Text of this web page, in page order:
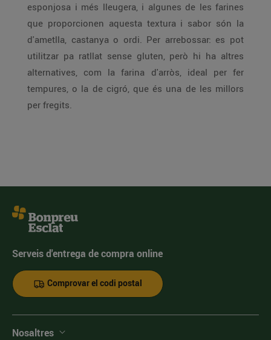
esponjosa i més lleugera, i algunes de les farines
que proporcionen aquesta textura i sabor són la
d'ametlla, castanya o ordi. Per arrebossar: es pot
utilitzar pa ratllat sense gluten, però hi ha altres
alternatives, com la farina d'arròs, ideal per fer
tempures, o la de cigró, que és una de les millors
per fregits.
Serveis d'entrega de compra online
Comprovar el codi postal
Nosaltres